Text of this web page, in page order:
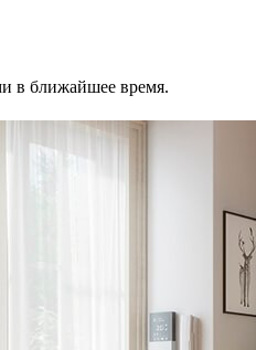
в ближайшее время.